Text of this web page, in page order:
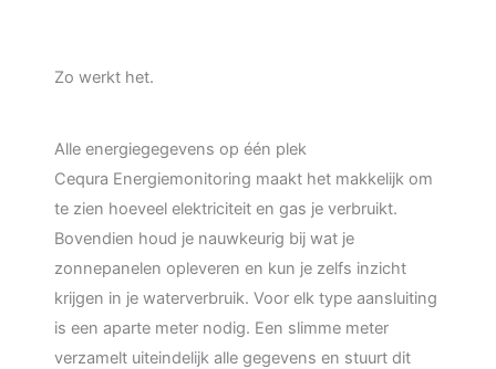
Zo werkt het.
Alle energiegegevens op één plek
Cequra Energiemonitoring maakt het makkelijk om
te zien hoeveel elektriciteit en gas je verbruikt.
Bovendien houd je nauwkeurig bij wat je
zonnepanelen opleveren en kun je zelfs inzicht
krijgen in je waterverbruik. Voor elk type aansluiting
is een aparte meter nodig. Een slimme meter
verzamelt uiteindelijk alle gegevens en stuurt dit